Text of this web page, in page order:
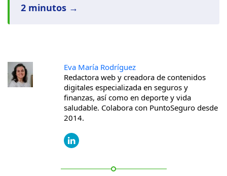
2 minutos →
Eva María Rodríguez
Redactora web y creadora de contenidos
digitales especializada en seguros y
finanzas, así como en deporte y vida
saludable. Colabora con PuntoSeguro desde
2014.